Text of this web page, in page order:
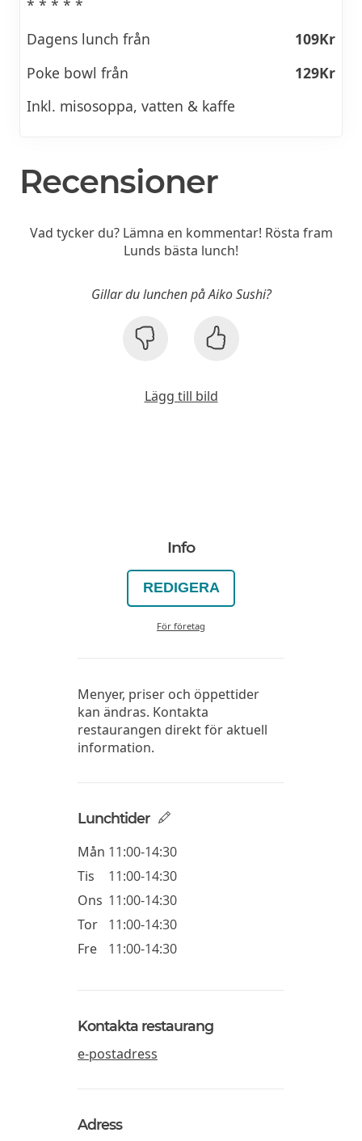
* * * * *
Dagens lunch från
109Kr
Poke bowl från
129Kr
Inkl. misosoppa, vatten & kaffe
Recensioner
Vad tycker du? Lämna en kommentar! Rösta fram
Lunds bästa lunch!
Gillar du lunchen på Aiko Sushi?
Lägg till bild
Info
REDIGERA
För företag
Menyer, priser och öppettider
kan ändras. Kontakta
restaurangen direkt för aktuell
information.
Lunchtider
Mån 11:00-14:30
Tis
11:00-14:30
Ons 11:00-14:30
Tor
11:00-14:30
Fre
11:00-14:30
Kontakta restaurang
e-postadress
Adress